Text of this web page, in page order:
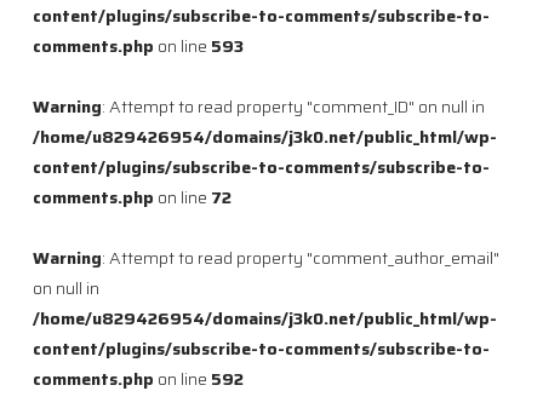
content/plugins/subscribe-to-comments/subscribe-to-
comments.php on line 593
Warning: Attempt to read property "comment_ID" on null in
/home/u829426954/domains/j3k0.net/public_html/wp-
content/plugins/subscribe-to-comments/subscribe-to-
comments.php on line 72
Warning: Attempt to read property "comment_author_email"
on null in
/home/u829426954/domains/j3k0.net/public_html/wp-
content/plugins/subscribe-to-comments/subscribe-to-
comments.php on line 592